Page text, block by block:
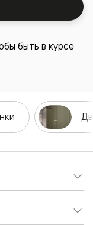
быть в курсе